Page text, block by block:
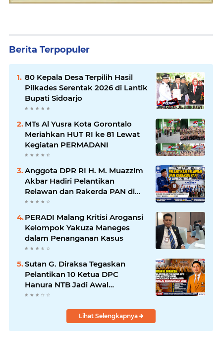
Berita Terpopuler
80 Kepala Desa Terpilih Hasil
Pilkades Serentak 2026 di Lantik
Bupati Sidoarjo
MTs Al Yusra Kota Gorontalo
Meriahkan HUT RI ke 81 Lewat
Kegiatan PERMADANI
Anggota DPR RI H. M. Muazzim
Akbar Hadiri Pelantikan
Relawan dan Rakerda PAN di
Lombok Tengah
PERADI Malang Kritisi Arogansi
Kelompok Yakuza Maneges
dalam Penanganan Kasus
Sutan G. Diraksa Tegaskan
Pelantikan 10 Ketua DPC
Hanura NTB Jadi Awal
Konsolidasi Besar Menuju
Lihat Selengkapnya